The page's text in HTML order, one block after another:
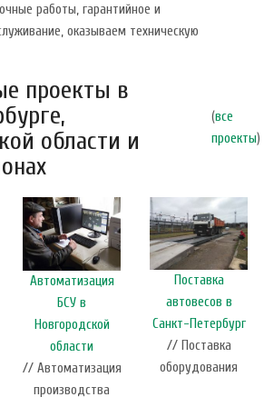
работы, гарантийное и
оказываем техническую
проекты в
области и
(все
проекты)
Автоматизация
БСУ в
Новгородской
области
// Автоматизация
производства
Поставка
автовесов в
Санкт-Петербург
// Поставка
оборудования